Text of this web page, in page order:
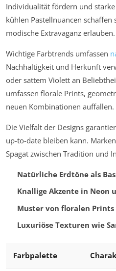
Individualität fördern und
kühlen Pastellnuancen
modische Extravaganz erlauben.
Wichtige Farbtrends umfassen
Nachhaltigkeit und Herkunft
oder sattem Violett an
umfassen florale Prints,
neuen Kombinationen auffallen.
Die Vielfalt der Designs
up-to-date bleiben kann.
Spagat zwischen Tradition und
Natürliche Erdtöne als
Knallige Akzente in Neon
Muster von floralen Prints
Luxuriöse Texturen wie
Farbpalette